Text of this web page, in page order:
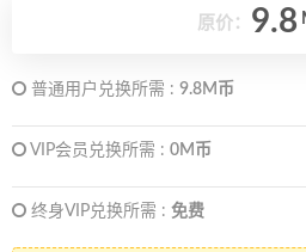
原价： 9.8
普通用户兑换所需 : 9.8M币
VIP会员兑换所需 : 0M币
终身VIP兑换所需 : 免费